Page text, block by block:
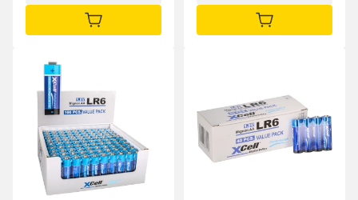
IN DEN WARENKORB IN DEN WARENKORB